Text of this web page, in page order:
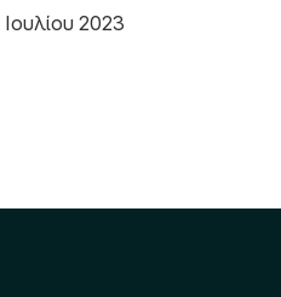
2023